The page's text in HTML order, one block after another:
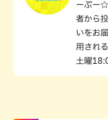
ーぷー☆
者から
いをお
用され
土曜